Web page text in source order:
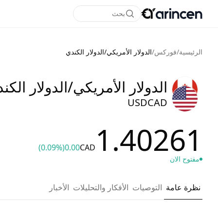
بحث
الرئيسية/فوركس/الدولار الأمريكي/الدولار الكندي
الدولار الأمريكي/الدولار
USDCAD
1.40261
CAD
0.00
(0.09%)
مفتوح الان
نظرة عامة التوصيات الأفكار والتحليلات الأخبار